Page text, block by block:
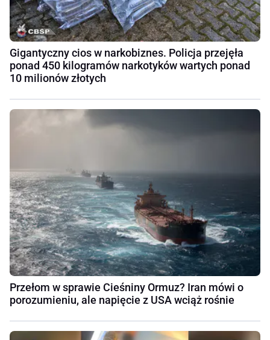
Gigantyczny cios w narkobiznes. Policja przejęła
ponad 450 kilogramów narkotyków wartych ponad
10 milionów złotych
Przełom w sprawie Cieśniny Ormuz? Iran mówi o
porozumieniu, ale napięcie z USA wciąż rośnie